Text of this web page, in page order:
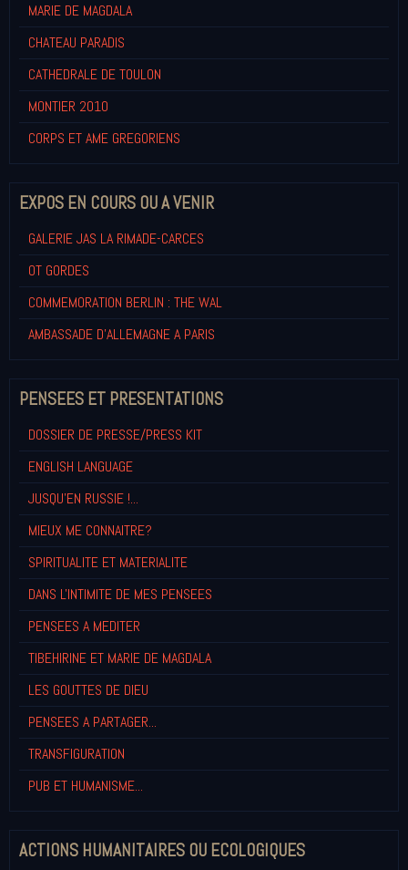
MARIE DE MAGDALA
CHATEAU PARADIS
CATHEDRALE DE TOULON
MONTIER 2010
CORPS ET AME GREGORIENS
EXPOS EN COURS OU A VENIR
GALERIE JAS LA RIMADE-CARCES
OT GORDES
COMMEMORATION BERLIN : THE WAL
AMBASSADE D'ALLEMAGNE A PARIS
PENSEES ET PRESENTATIONS
DOSSIER DE PRESSE/PRESS KIT
ENGLISH LANGUAGE
JUSQU'EN RUSSIE !...
MIEUX ME CONNAITRE?
SPIRITUALITE ET MATERIALITE
DANS L'INTIMITE DE MES PENSEES
PENSEES A MEDITER
TIBEHIRINE ET MARIE DE MAGDALA
LES GOUTTES DE DIEU
PENSEES A PARTAGER...
TRANSFIGURATION
PUB ET HUMANISME...
ACTIONS HUMANITAIRES OU ECOLOGIQUES